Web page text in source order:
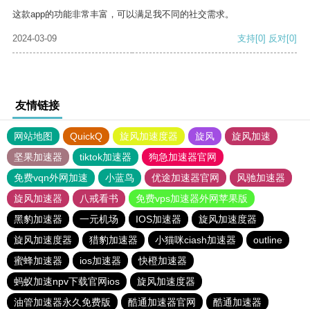
这款app的功能非常丰富，可以满足我不同的社交需求。
2024-03-09 支持[0] 反对[0]
友情链接
网站地图 QuickQ 旋风加速度器 旋风
旋风加速
坚果加速器
tiktok加速器
狗急加速器官网
免费vqn外网加速
小蓝鸟 优途加速器官网
风驰加速器
旋风加速器
八戒看书
免费vps加速器外网苹果版
黑豹加速器
一元机场 IOS加速器
旋风加速度器
旋风加速度器
猎豹加速器 小猫咪ciash加速器
outline
蜜蜂加速器
ios加速器
快橙加速器
蚂蚁加速npv下载官网ios
旋风加速度器
油管加速器永久免费版
酷通加速器官网
酷通加速器